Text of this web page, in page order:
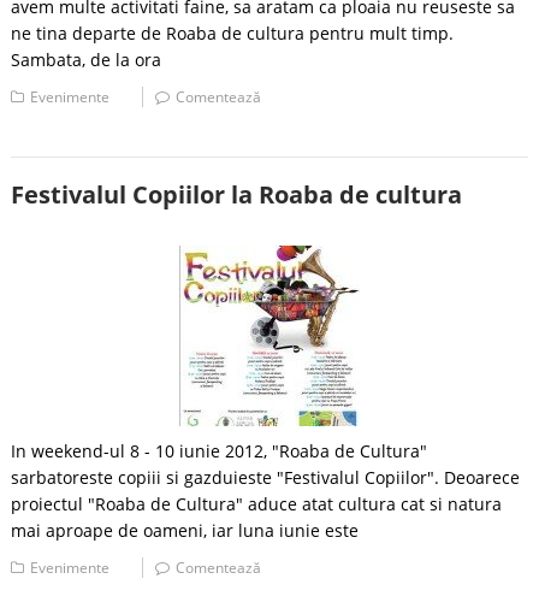
avem multe activitati faine, sa aratam ca ploaia nu reuseste sa
ne tina departe de Roaba de cultura pentru mult timp.
Sambata, de la ora
Evenimente Comentează
Festivalul Copiilor la Roaba de cultura
In weekend-ul 8 - 10 iunie 2012, "Roaba de Cultura"
sarbatoreste copiii si gazduieste "Festivalul Copiilor". Deoarece
proiectul "Roaba de Cultura" aduce atat cultura cat si natura
mai aproape de oameni, iar luna iunie este
Evenimente Comentează